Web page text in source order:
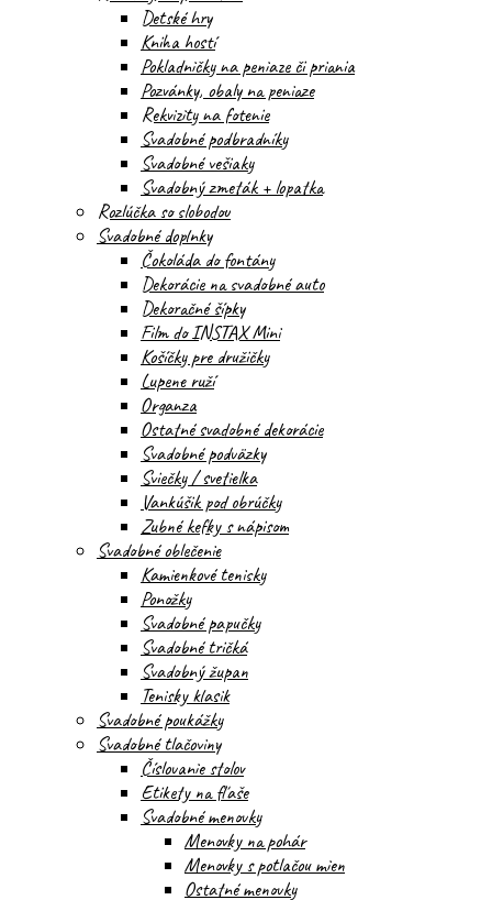
Detské hry
Kniha hostí
Pokladničky na peniaze či priania
Pozvánky, obaly na peniaze
Rekvizity na fotenie
Svadobné podbradníky
Svadobné vešiaky
Svadobný zmeták + lopatka
Rozlúčka so slobodou
Svadobné doplnky
Čokoláda do fontány
Dekorácie na svadobné auto
Dekoračné šípky
Film do INSTAX Mini
Košíčky pre družičky
Lupene ruží
Organza
Ostatné svadobné dekorácie
Svadobné podväzky
Sviečky / svetielka
Vankúšik pod obrúčky
Zubné kefky s nápisom
Svadobné oblečenie
Kamienkové tenisky
Ponožky
Svadobné papučky
Svadobné tričká
Svadobný župan
Tenisky klasik
Svadobné poukážky
Svadobné tlačoviny
Číslovanie stolov
Etikety na fľaše
Svadobné menovky
Menovky na pohár
Menovky s potlačou mien
Ostatné menovky